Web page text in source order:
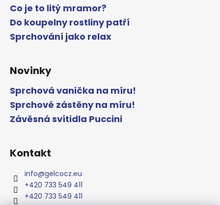
Co je to litý mramor?
Do koupelny rostliny patří
Sprchování jako relax
Novinky
Sprchová vanička na míru!
Sprchové zástěny na míru!
Závěsná svítidla Puccini
Kontakt
info@gelcocz.eu
+420 733 549 411
+420 733 549 411